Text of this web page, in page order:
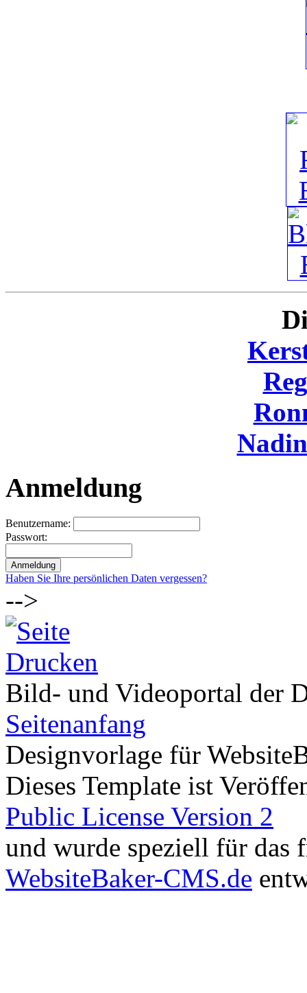
Anmeldung
Benutzername:
Passwort:
Haben Sie Ihre persönlichen Daten vergessen?
-->
Bild- und Videoportal der
Seitenanfang
Designvorlage für
Dieses Template ist
Public License Version 2
und wurde speziell für das
WebsiteBaker-CMS.de